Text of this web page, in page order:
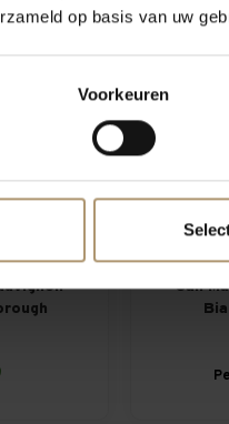
op basis van uw
Voorkeuren
San